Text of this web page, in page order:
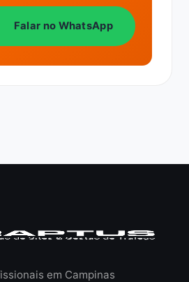
Falar no WhatsApp
em Campinas